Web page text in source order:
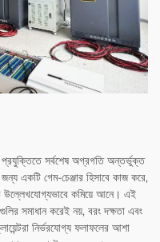
প্রযুক্তিতে সর্বশেষ অগ্রগতি অন্তর্ভুক্ত
একটি গেম-চেঞ্জার হিসাবে কাজ করে,
উল্লেখযোগ্যভাবে কমিয়ে আনে। এই
সমাধান করেই নয়, বরং দক্ষতা এবং
নির্ভরযোগ্য ফলাফলের আশা